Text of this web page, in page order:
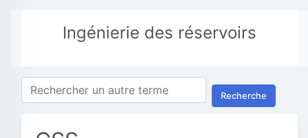
Ingénierie des réservoirs
Recherche